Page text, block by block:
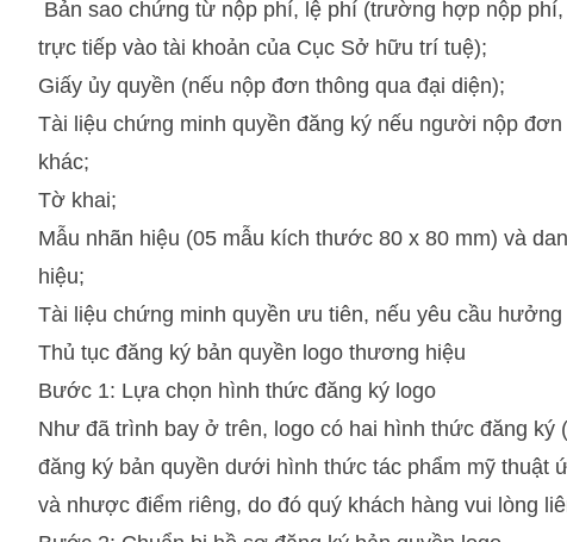
Bản sao chứng từ nộp phí, lệ phí (trường hợp nộp
trực tiếp vào tài khoản của Cục Sở hữu trí tuệ);
Giấy ủy quyền (nếu nộp đơn thông qua đại diện);
Tài liệu chứng minh quyền đăng ký nếu người nộp
khác;
Tờ khai;
Mẫu nhãn hiệu (05 mẫu kích thước 80 x 80 mm) và
hiệu;
Tài liệu chứng minh quyền ưu tiên, nếu yêu cầu
Thủ tục đăng ký bản quyền logo thương hiệu
Bước 1: Lựa chọn hình thức đăng ký logo
Như đã trình bay ở trên, logo có hai hình thức đăng
đăng ký bản quyền dưới hình thức tác phẩm mỹ thuật
và nhược điểm riêng, do đó quý khách hàng vui lòng